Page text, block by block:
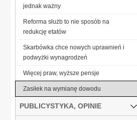
jednak ważny
Reforma służb to nie sposób na
redukcję etatów
Skarbówka chce nowych uprawnień i
podwyżki wynagrodzeń
Więcej praw, wyższe pensje
Zasiłek na wymianę dowodu
PUBLICYSTYKA, OPINIE